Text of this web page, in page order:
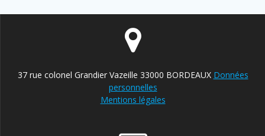
37 rue colonel Grandier Vazeille 33000 BORDEAUX Données
personnelles
Mentions légales